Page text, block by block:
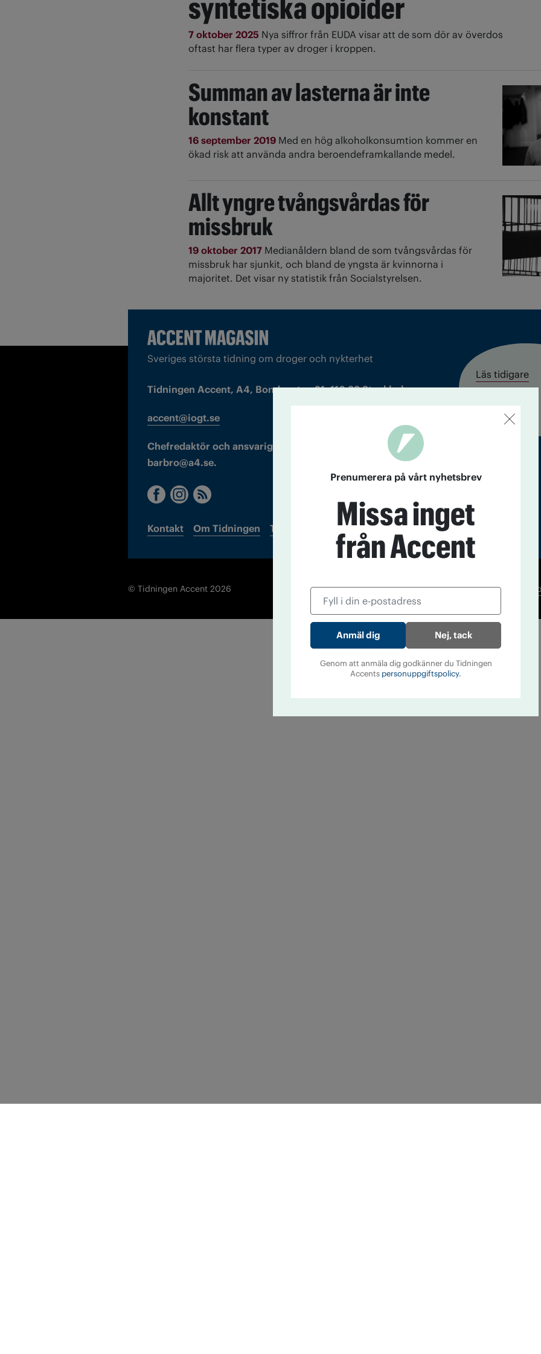
syntetiska opioider
7 oktober 2025 Nya siffror från EUDA visar att de som dör av överdos
oftast har flera typer av droger i kroppen.
Summan av lasterna är inte
konstant
16 september 2019 Med en hög alkoholkonsumtion kommer en
ökad risk att använda andra beroendeframkallande medel.
Allt yngre tvångsvårdas för
missbruk
19 oktober 2017 Medianåldern bland de som tvångsvårdas för
missbruk har sjunkit, och bland de yngsta är kvinnorna i
majoritet. Det visar ny statistik från Socialstyrelsen.
Sveriges största tidning om droger och nykterhet
Tidningen Accent, A4, Bondegatan 21, 116 33 Stockholm
accent@iogt.se
Chefredaktör och ansvarig utgivare: Barbro Janson Lundkvist,
barbro@a4.se.
Kontakt Om Tidningen Tidningsarkiv In English
Läs tidigare
nummer av
Accent
© Tidningen Accent 2026
Prenumerera på vårt nyhetsbrev
Missa inget
från Accent
Nej, tack
Genom att anmäla dig godkänner du Tidningen
Accents personuppgiftspolicy.